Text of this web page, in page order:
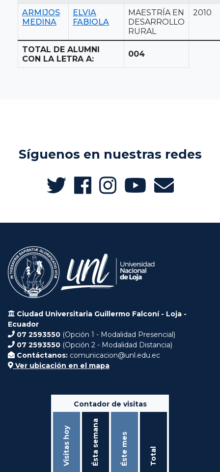
ARMIJOS
MEDINA
ELVIA
FABIOLA
MAESTRÍA EN
DESARROLLO
RURAL
2010
TOTAL DE ALUMNI
CON LA LETRA A:
004
Síguenos en nuestras redes
Ciudad Universitaria Guillermo Falconí - Loja -
Ecuador
07 2593550 (Opción 1 - Modalidad Presencial)
07 2593550 (Opción 2 - Modalidad Distancia)
Contáctanos: comunicacion@unl.edu.ec
Ver ubicación en el mapa
Contador de visitas
Visitas hoy Ésta semana Éste mes Total